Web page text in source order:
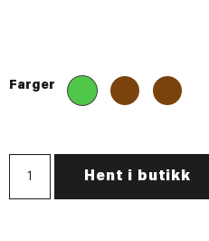
Farger
Hent i butikk